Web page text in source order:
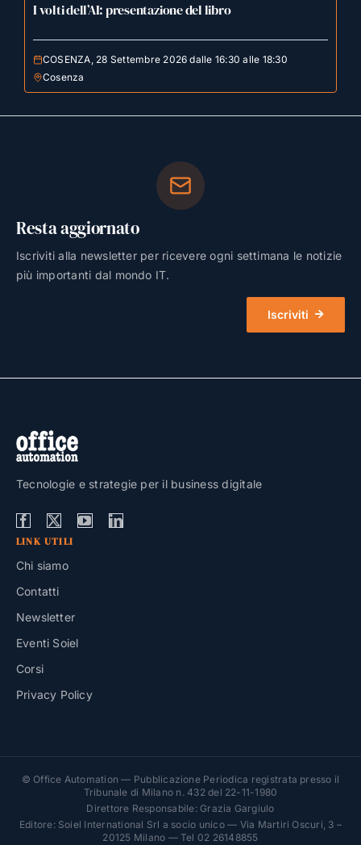
I volti dell’AI: presentazione del libro
COSENZA, 28 Settembre 2026 dalle 16:30 alle 18:30
Cosenza
Resta aggiornato
Iscriviti alla newsletter per ricevere ogni settimana le notizie
più importanti dal mondo IT.
Iscriviti
Tecnologie e strategie per il business digitale
LINK UTILI
Chi siamo
Contatti
Newsletter
Eventi Soiel
Corsi
Privacy Policy
© Office Automation — Pubblicazione Periodica registrata presso il
Tribunale di Milano n. 432 del 22-11-1980
Direttore Responsabile: Grazia Gargiulo
Editore: Soiel International Srl a socio unico — Via Martiri Oscuri, 3 –
20125 Milano — Tel 02 26148855